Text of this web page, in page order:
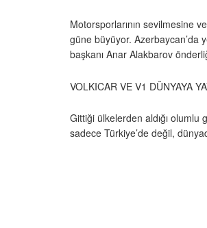
Motorsporlarının sevilmesine
güne büyüyor. Azerbaycan’da
başkanı Anar Alakbarov
VOLKICAR VE V1 DÜNYAYA
Gittiği ülkelerden aldığı
sadece Türkiye’de değil,